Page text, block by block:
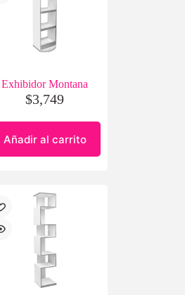
Exhibidor Montana
$3,749
Añadir al carrito